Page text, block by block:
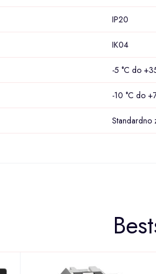
IP20
IK04
-5 °C do
-10 °C do
Standardno